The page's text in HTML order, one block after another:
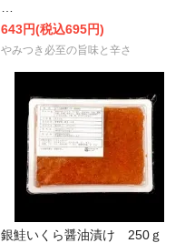
643円(税込695円)
やみつき必至の旨味と辛さ
銀鮭いくら醤油漬け 250ｇ